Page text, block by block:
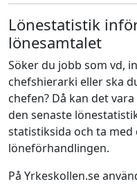
Lönestatistik
lönesamtalet
Söker du jobb som vd,
chefshierarki eller ska
chefen? Då kan det
den senaste
statistiksida och ta
löneförhandlingen.
På Yrkeskollen.se